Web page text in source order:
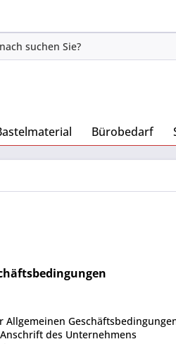
Bürobedarf
des Unternehmens